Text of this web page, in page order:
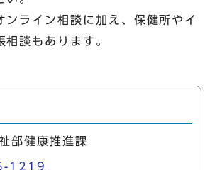
ンライン相談に加え、保健所やイ
相談もあります。
部健康推進課
1219